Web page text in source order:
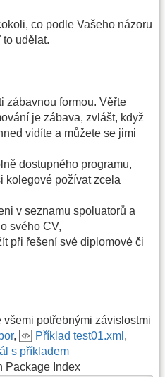
co podle Vašeho názoru
udělat.
zábavnou formou. Věřte
je zábava, zvlášt, když
vidíte a můžete se jimi
dostupného programu,
kolegové požívat zcela
v seznamu spoluatorů a
svého CV,
při řešení své diplomové či
všemi potřebnými závislostmi
, Příklad test01.xml ,
s příkladem
Package Index